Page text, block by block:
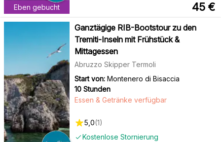
Eben gebucht 45 €
Ganztägige RIB-Bootstour zu den
Tremiti-Inseln mit Frühstück &
Mittagessen
Abruzzo Skipper Termoli
Start von: Montenero di Bisaccia
10 Stunden
Kostenlose Stornierung
Essen & Getränke verfügbar
5,0(1)